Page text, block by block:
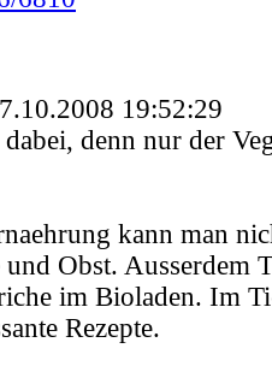
19:52:29
denn nur der
kann man
Obst. Ausserdem
im Bioladen. Im
Rezepte.